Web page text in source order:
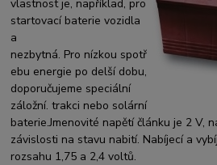
vlastnost je, například, pro
startovací baterie vozidla
a
nezbytná. Pro nízkou spotř
ebu energie po delší dobu,
doporučujeme speciální
záložní. trakci nebo solární
baterie.Jmenovité napětí článku je 2 V,
závislosti na stavu nabití. Nabíjecí a
rozsahu 1,75 a 2,4 voltů.